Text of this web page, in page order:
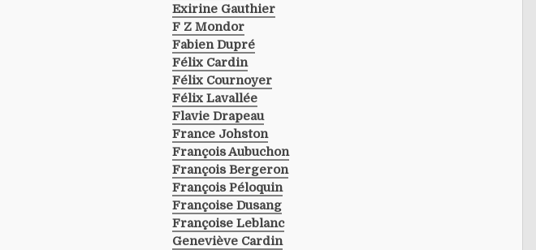
Exirine Gauthier
F Z Mondor
Fabien Dupré
Félix Cardin
Félix Cournoyer
Félix Lavallée
Flavie Drapeau
France Johston
François Aubuchon
François Bergeron
François Péloquin
Françoise Dusang
Françoise Leblanc
Geneviève Cardin